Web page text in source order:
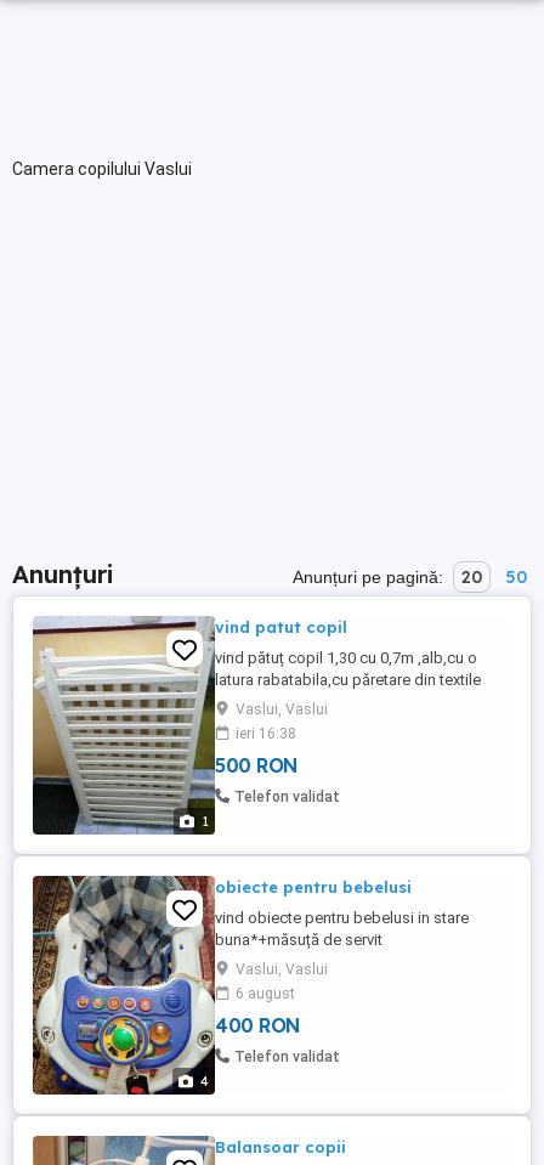
Camera copilului Vaslui
Anunțuri Anunțuri pe pagină: 20 50
1
vind patut copil
vind pătuț copil 1,30 cu 0,7m ,alb,cu o
latura rabatabila,cu păretare din textile
matlasate și cu saltea din lînă , aproape
nou.
Vaslui, Vaslui
ieri 16:38
500 RON
Telefon validat
4
obiecte pentru bebelusi
vind obiecte pentru bebelusi in stare
buna*+măsuță de servit
masa,premergător ,cărucior sport, etc.
Vaslui, Vaslui
6 august
400 RON
Telefon validat
Balansoar copii